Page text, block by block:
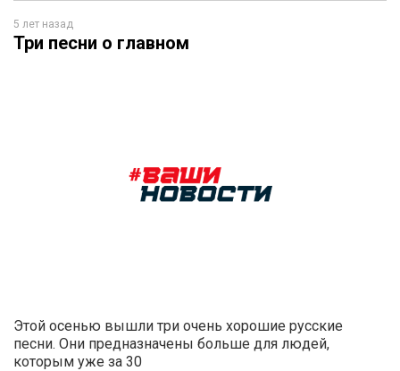
5 лет назад
Три песни о главном
Этой осенью вышли три очень хорошие русские
песни. Они предназначены больше для людей,
которым уже за 30